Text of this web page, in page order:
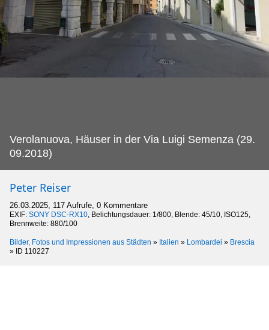
Verolanuova, Häuser in der Via Luigi Semenza (29.
09.2018)
Peter Reiser
26.03.2025, 117 Aufrufe, 0 Kommentare
EXIF: SONY DSC-RX10, Belichtungsdauer: 1/800, Blende: 45/10, ISO125,
Brennweite: 880/100
Bilder, Fotos und Impressionen aus Städten » Italien » Lombardei » Brescia
» ID 110227